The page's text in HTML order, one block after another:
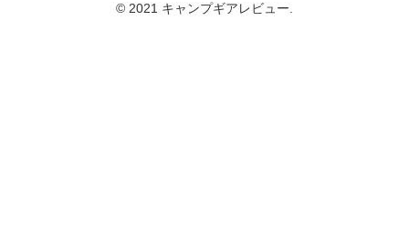
© 2021 キャンプギアレビュー.